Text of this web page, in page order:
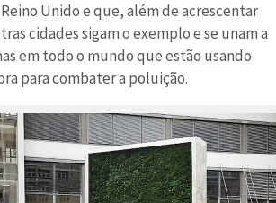
Unido e que, além de acrescentar
cidades sigam o exemplo e se unam a
em todo o mundo que estão usando
para combater a poluição.